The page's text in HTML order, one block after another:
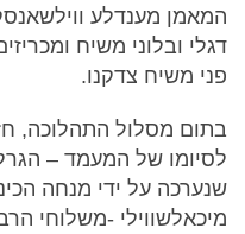
המאמן מענדלע
דגלי ובלוני משיח
פני משיח צדקנו.
בתום מסלול התהלוכה,
לסיומו של המעמד –
שנערכה על ידי מנחה
מיכאלשווילי -משלוחי